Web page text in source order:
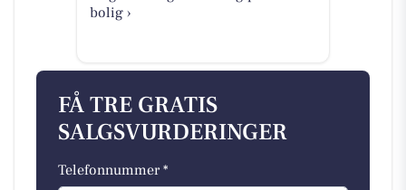
bolig ›
FÅ TRE GRATIS
SALGSVURDERINGER
Telefonnummer *